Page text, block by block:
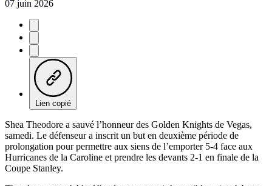
07 juin 2026
Lien copié
Shea Theodore a sauvé l’honneur des Golden Knights de Vegas,
samedi. Le défenseur a inscrit un but en deuxième période de
prolongation pour permettre aux siens de l’emporter 5-4 face aux
Hurricanes de la Caroline et prendre les devants 2-1 en finale de la
Coupe Stanley.